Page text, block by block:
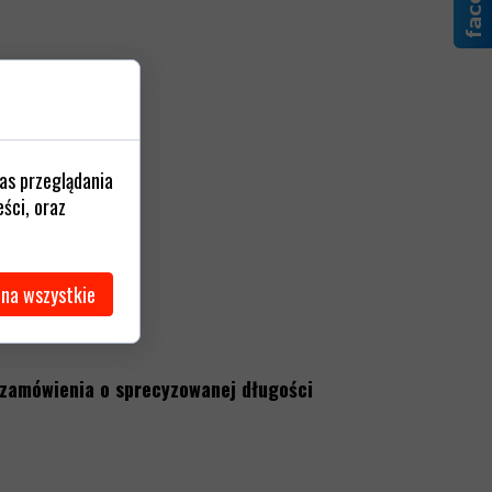
o sprecyzowanej długości
przeglądania
oraz
wszystkie